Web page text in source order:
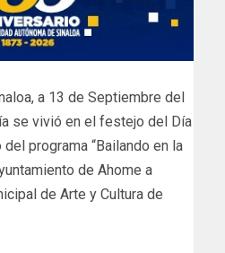
a 13 de Septiembre del
se vivió en el festejo del Día
programa “Bailando en la
de Ahome a
de Arte y Cultura de